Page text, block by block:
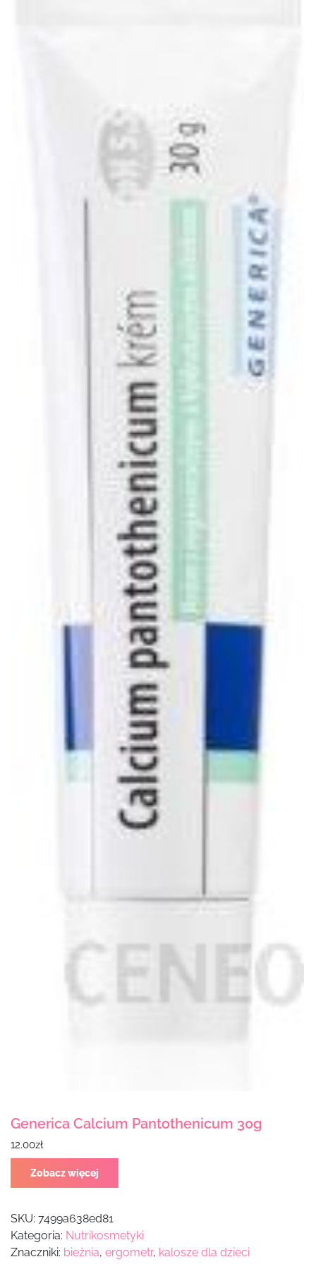
Generica Calcium Pantothenicum 30g
12.00zł
Zobacz więcej
SKU: 7499a638ed81
Kategoria: Nutrikosmetyki
Znaczniki: bieżnia, ergometr, kalosze dla dzieci